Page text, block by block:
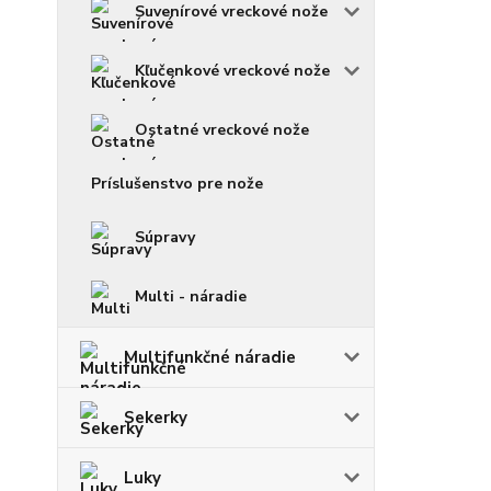
Suvenírové vreckové nože
Kľučenkové vreckové nože
Ostatné vreckové nože
Príslušenstvo pre nože
Súpravy
Multi - náradie
Multifunkčné náradie
Sekerky
Luky